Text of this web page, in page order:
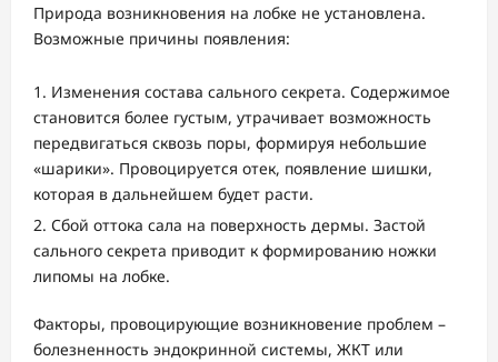
Природа возникновения на лобке не установлена.
Возможные причины появления:
Изменения состава сального секрета. Содержимое
становится более густым, утрачивает возможность
передвигаться сквозь поры, формируя небольшие
«шарики». Провоцируется отек, появление шишки,
которая в дальнейшем будет расти.
Сбой оттока сала на поверхность дермы. Застой
сального секрета приводит к формированию ножки
липомы на лобке.
Факторы, провоцирующие возникновение проблем –
болезненность эндокринной системы, ЖКТ или